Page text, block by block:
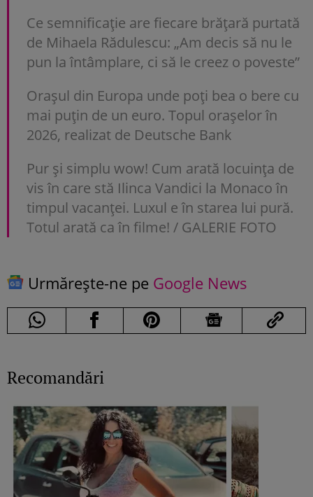
Ce semnificație are fiecare brățară purtată
de Mihaela Rădulescu: „Am decis să nu le
pun la întâmplare, ci să le creez o poveste”
Orașul din Europa unde poți bea o bere cu
mai puțin de un euro. Topul orașelor în
2026, realizat de Deutsche Bank
Pur și simplu wow! Cum arată locuința de
vis în care stă Ilinca Vandici la Monaco în
timpul vacanței. Luxul e în starea lui pură.
Totul arată ca în filme! / GALERIE FOTO
Urmărește-ne pe Google News
Recomandări